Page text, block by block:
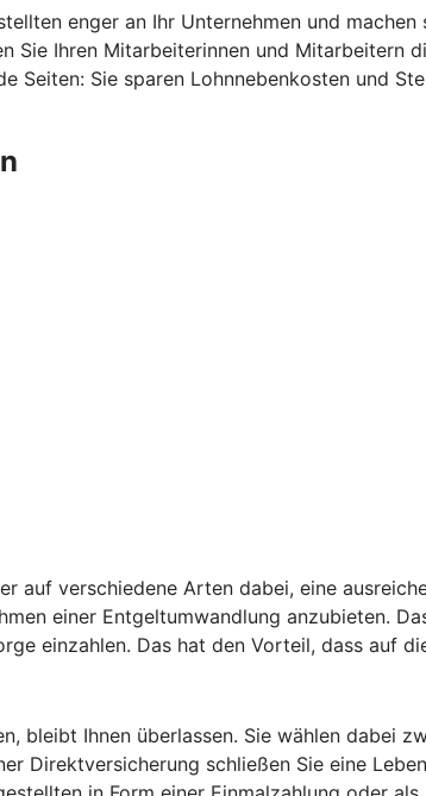
enger an Ihr Unternehmen und
Sie Ihren Mitarbeiterinnen und
Seiten: Sie sparen Lohnnebenkosten und
auf verschiedene Arten dabei, eine
einer Entgeltumwandlung anzubieten.
einzahlen. Das hat den Vorteil, dass auf
bleibt Ihnen überlassen. Sie wählen dabei
Direktversicherung schließen Sie eine